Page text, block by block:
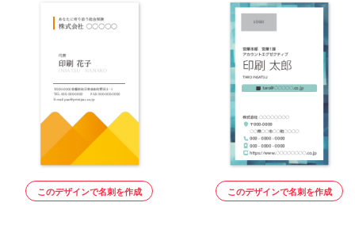
このデザインで名刺を作成 このデザインで名刺を作成